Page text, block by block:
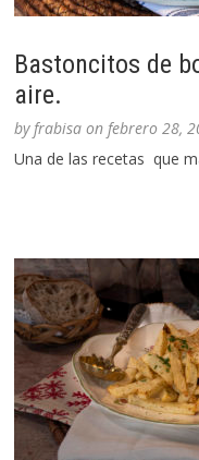
Bastoncitos de
aire.
byfrabisa onfebrero 28,
Una de las recetas que